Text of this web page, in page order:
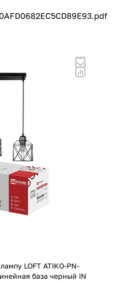
LOFT ATIKO-PN-
база черный IN